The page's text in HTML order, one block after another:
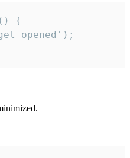
{
opened');